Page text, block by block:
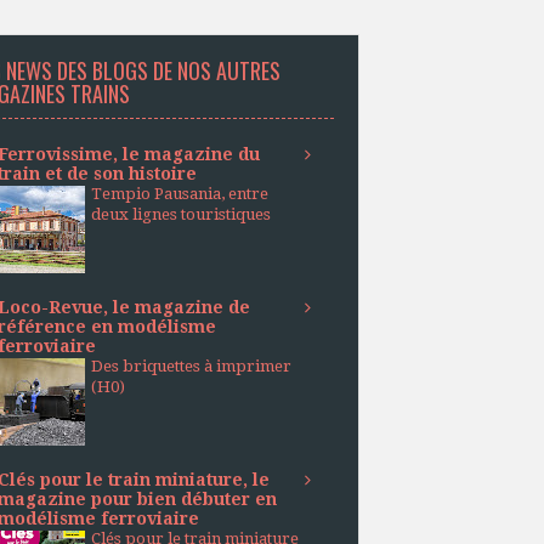
NEWS DES BLOGS DE NOS AUTRES
TRAINS
le magazine du
et de son histoire
Tempio Pausania, entre
deux lignes touristiques
Revue, le magazine de
en modélisme
Des briquettes à imprimer
(H0)
Clés pour le train miniature, le
pour bien débuter en
ferroviaire
Clés pour le train miniature